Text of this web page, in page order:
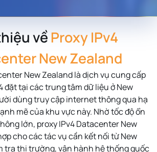
về Proxy IPv4
New Zealand
New Zealand là dịch vụ cung cấp
đặt tại các trung tâm dữ liệu ở New
dùng truy cập internet thông qua hạ
mẽ của khu vực này. Nhờ tốc độ ổn
lớn, proxy IPv4 Datacenter New
cho các tác vụ cần kết nối từ New
tra thị trường, vận hành hệ thống quốc